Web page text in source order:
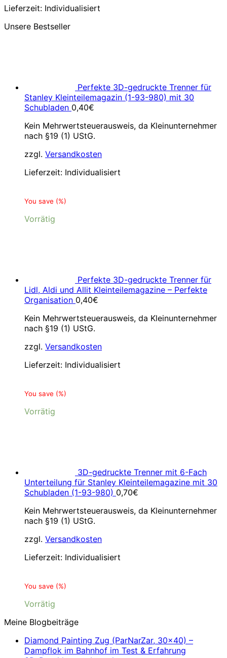
Lieferzeit: Individualisiert
Unsere Bestseller
Perfekte 3D-gedruckte Trenner für
Stanley Kleinteilemagazin (1-93-980) mit 30
Schubladen 0,40€
Kein Mehrwertsteuerausweis, da Kleinunternehmer
nach §19 (1) UStG.
zzgl. Versandkosten
Lieferzeit: Individualisiert
You save (%)
Vorrätig
Perfekte 3D-gedruckte Trenner für
Lidl, Aldi und Allit Kleinteilemagazine – Perfekte
Organisation 0,40€
Kein Mehrwertsteuerausweis, da Kleinunternehmer
nach §19 (1) UStG.
zzgl. Versandkosten
Lieferzeit: Individualisiert
You save (%)
Vorrätig
3D-gedruckte Trenner mit 6-Fach
Unterteilung für Stanley Kleinteilemagazine mit 30
Schubladen (1-93-980) 0,70€
Kein Mehrwertsteuerausweis, da Kleinunternehmer
nach §19 (1) UStG.
zzgl. Versandkosten
Lieferzeit: Individualisiert
You save (%)
Vorrätig
Meine Blogbeiträge
Diamond Painting Zug (ParNarZar, 30×40) –
Dampflok im Bahnhof im Test & Erfahrung